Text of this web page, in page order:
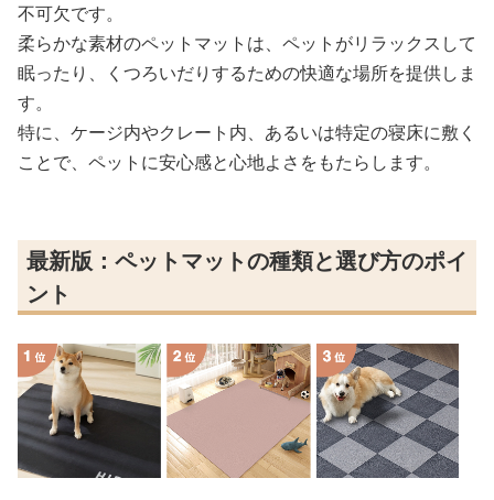
不可欠です。
柔らかな素材のペットマットは、ペットがリラックスして
眠ったり、くつろいだりするための快適な場所を提供しま
す。
特に、ケージ内やクレート内、あるいは特定の寝床に敷く
ことで、ペットに安心感と心地よさをもたらします。
最新版：ペットマットの種類と選び方のポイ
ント